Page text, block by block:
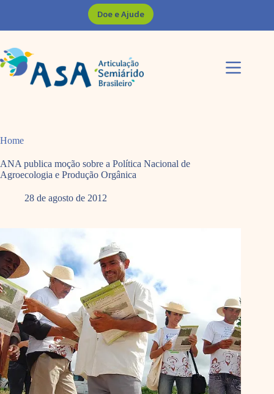
Doe e Ajude
Home
ANA publica moção sobre a Política Nacional de
Agroecologia e Produção Orgânica
28 de agosto de 2012